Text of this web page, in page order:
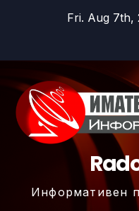
Fri. Aug 7th,
Информативен